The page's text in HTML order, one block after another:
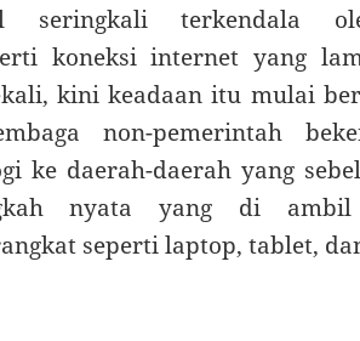
seringkali terkendala
koneksi internet yang
kini keadaan itu mulai
non-pemerintah
ke daerah-daerah yang
nyata yang di ambil
seperti laptop, tablet,